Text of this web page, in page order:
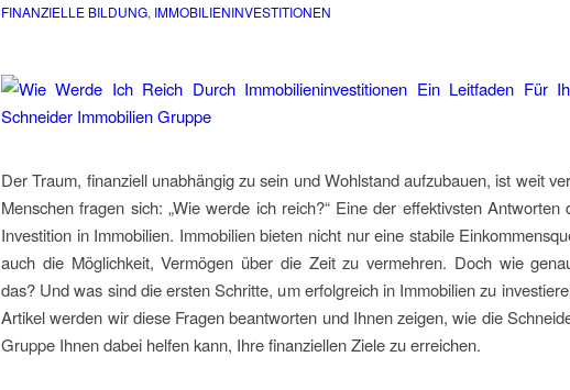
FINANZIELLE BILDUNG, IMMOBILIENINVESTITIONEN
Der Traum, finanziell unabhängig zu sein und Wohlstand aufzubauen, ist weit
Menschen fragen sich: „Wie werde ich reich?“ Eine der effektivsten Antworten
Investition in Immobilien. Immobilien bieten nicht nur eine stabile
auch die Möglichkeit, Vermögen über die Zeit zu vermehren. Doch wie
das? Und was sind die ersten Schritte, um erfolgreich in Immobilien zu
Artikel werden wir diese Fragen beantworten und Ihnen zeigen, wie die
Gruppe Ihnen dabei helfen kann, Ihre finanziellen Ziele zu erreichen.